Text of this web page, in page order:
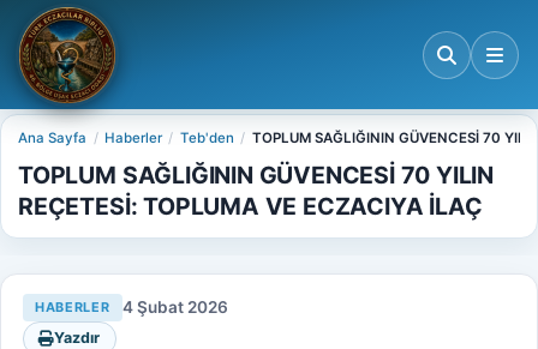
Ana Sayfa Haberler Teb'den TOPLUM SAĞLIĞININ GÜVENCESİ 70
TOPLUM SAĞLIĞININ GÜVENCESİ 70 YILIN
REÇETESİ: TOPLUMA VE ECZACIYA İLAÇ
HABERLER 4 Şubat 2026
Yazdır